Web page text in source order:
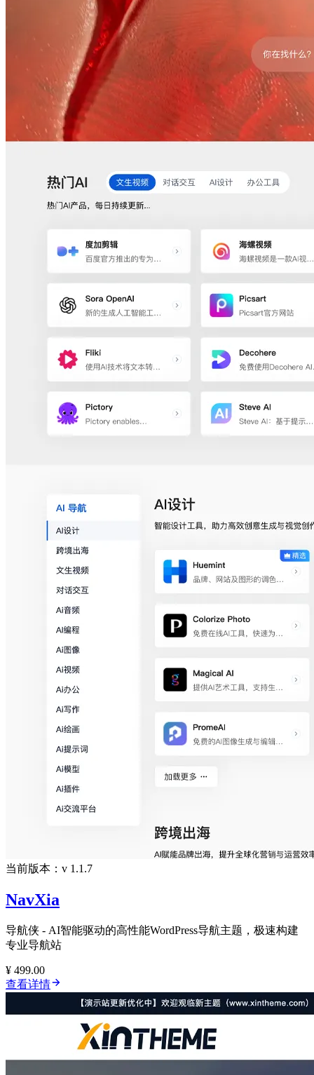
当前版本：v 1.1.7
NavXia
导航侠 - AI智能驱动的高性能WordPress导航主题，极速构建
专业导航站
¥ 499.00
查看详情